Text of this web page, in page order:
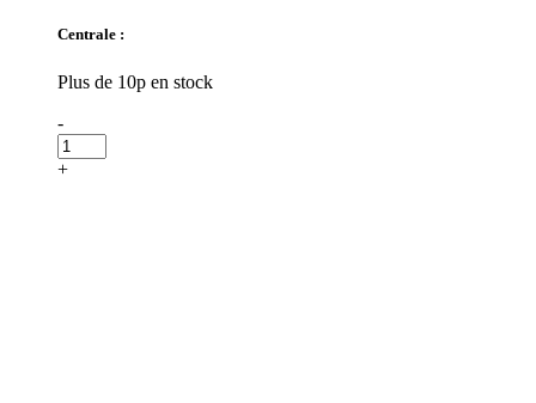
Centrale :
Plus de 10p en stock
-
+